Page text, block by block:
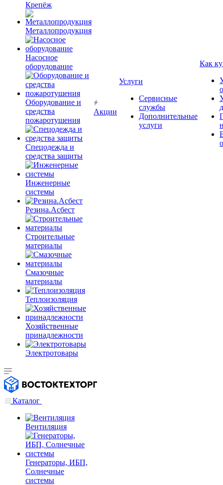
Крепёж
Металлопродукция
Насосное
оборудование
Оборудование и
средства
пожаротушения
Спецодежда и
средства защиты
Инженерные
системы
Резина.Асбест
Строительные
материалы
Смазочные
материалы
Теплоизоляция
Хозяйственные
принадлежности
Электротовары
Акции
Услуги
Сервисные
службы
Дополнительные
услуги
Как
Каталог
Вентиляция
Генераторы, ИБП,
Солнечные
системы